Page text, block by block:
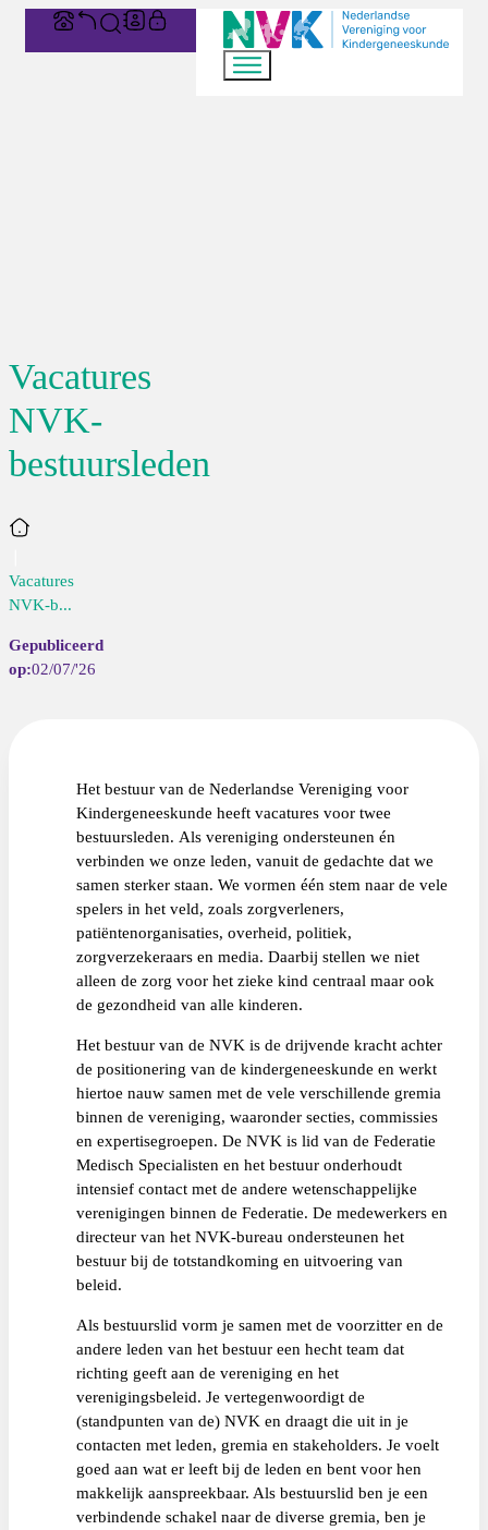
Vacatures
NVK-
bestuursleden
Home
Vacatures
NVK-b...
02/07/'26
Het bestuur van de Nederlandse Vereniging voor
Kindergeneeskunde heeft vacatures voor twee
bestuursleden. Als vereniging ondersteunen én
verbinden we onze leden, vanuit de gedachte dat we
samen sterker staan. We vormen één stem naar de vele
spelers in het veld, zoals zorgverleners,
patiëntenorganisaties, overheid, politiek,
zorgverzekeraars en media. Daarbij stellen we niet
alleen de zorg voor het zieke kind centraal maar ook
de gezondheid van alle kinderen.
Het bestuur van de NVK is de drijvende kracht achter
de positionering van de kindergeneeskunde en werkt
hiertoe nauw samen met de vele verschillende gremia
binnen de vereniging, waaronder secties, commissies
en expertisegroepen. De NVK is lid van de Federatie
Medisch Specialisten en het bestuur onderhoudt
intensief contact met de andere wetenschappelijke
verenigingen binnen de Federatie. De medewerkers en
directeur van het NVK-bureau ondersteunen het
bestuur bij de totstandkoming en uitvoering van
beleid.
Als bestuurslid vorm je samen met de voorzitter en de
andere leden van het bestuur een hecht team dat
richting geeft aan de vereniging en het
verenigingsbeleid. Je vertegenwoordigt de
(standpunten van de) NVK en draagt die uit in je
contacten met leden, gremia en stakeholders. Je voelt
goed aan wat er leeft bij de leden en bent voor hen
makkelijk aanspreekbaar. Als bestuurslid ben je een
verbindende schakel naar de diverse gremia, ben je